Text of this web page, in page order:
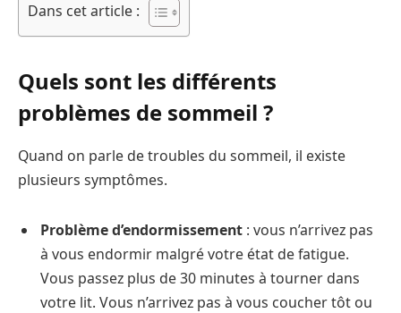
Dans cet article :
Quels sont les différents
problèmes de sommeil ?
Quand on parle de troubles du sommeil, il existe
plusieurs symptômes.
Problème d’endormissement : vous n’arrivez pas
à vous endormir malgré votre état de fatigue.
Vous passez plus de 30 minutes à tourner dans
votre lit. Vous n’arrivez pas à vous coucher tôt ou